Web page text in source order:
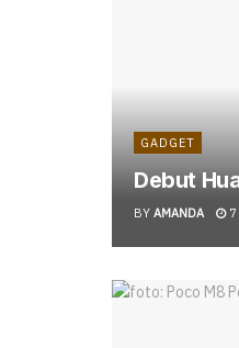
GADGET
Debut
BY AMANDA 7